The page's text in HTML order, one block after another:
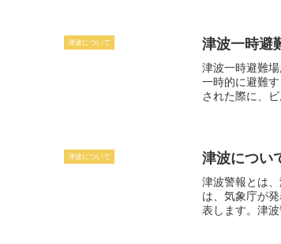
津波について 津波一時避
津波一時避難
一時的に避難
された際に、
一時避難場所
用意されてい
れた際には、
津波について 津波につい
津波警報とは、
は、気象庁が
表します。津